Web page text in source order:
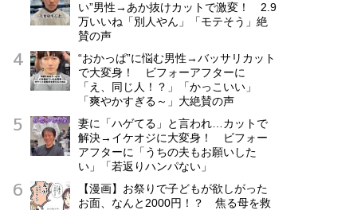
い”男性→あか抜けカットで激変！ 2.9
万いいね「別人やん」「モテそう」絶
賛の声
“おかっぱ”に悩む男性→バッサリカット
で大変身！ ビフォーアフターに
「え、同じ人！？」「かっこいい」
「爽やかすぎる～」大絶賛の声
妻に「ハゲてる」と言われ…カットで
解決→イケオジに大変身！ ビフォー
アフターに「うちの夫もお願いした
い」「若返りハンパない」
【漫画】お祭りで子どもが欲しがった
お面、なんと2000円！？ 焦る母を救